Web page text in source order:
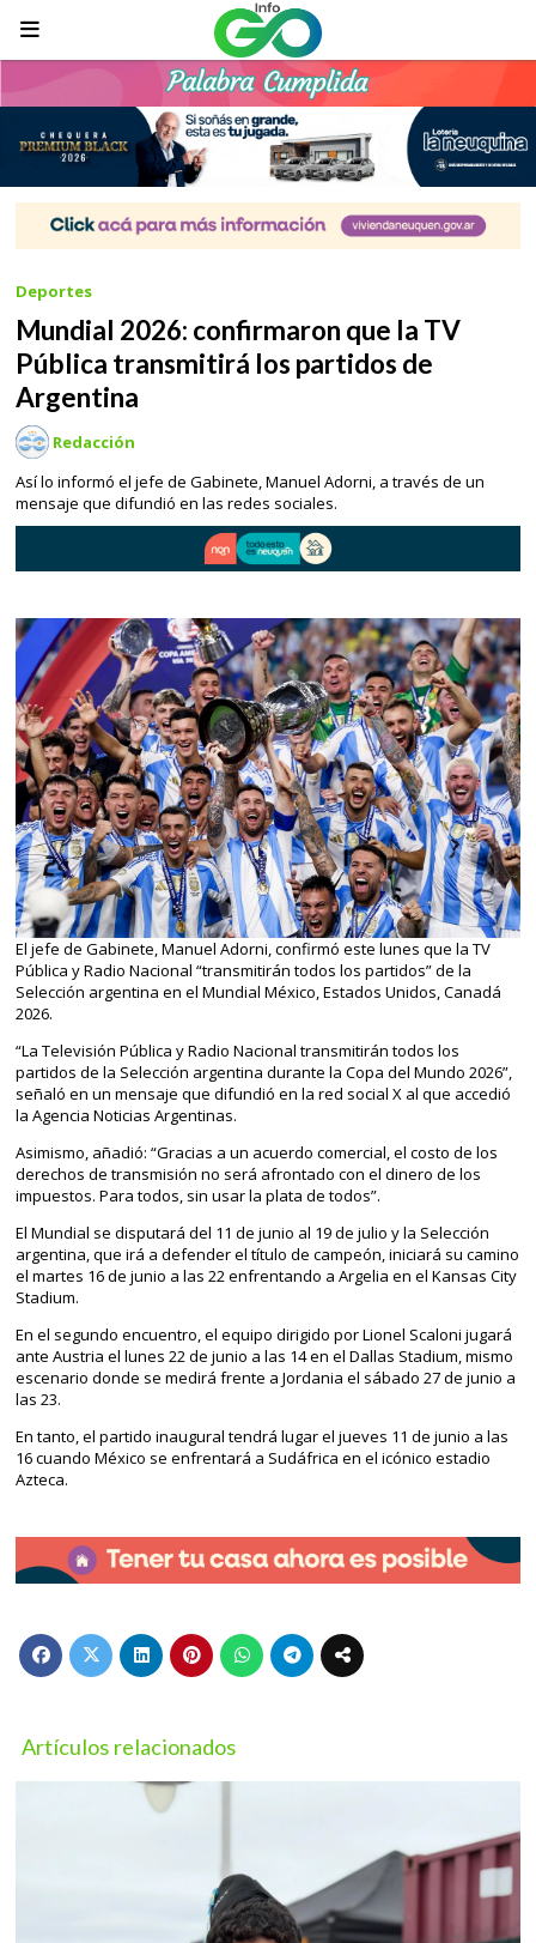
Mundial 2026: confirmaron que la TV
Pública transmitirá los partidos de
Argentina
Así lo informó el jefe de Gabinete, Manuel Adorni, a través de un
mensaje que difundió en las redes sociales.
Deportes
Redacción
El jefe de Gabinete, Manuel Adorni, confirmó este lunes que la TV
Pública y Radio Nacional “transmitirán todos los partidos” de la
Selección argentina en el Mundial México, Estados Unidos, Canadá
2026.
“La Televisión Pública y Radio Nacional transmitirán todos los
partidos de la Selección argentina durante la Copa del Mundo 2026”,
señaló en un mensaje que difundió en la red social X al que accedió
la Agencia Noticias Argentinas.
Asimismo, añadió: “Gracias a un acuerdo comercial, el costo de los
derechos de transmisión no será afrontado con el dinero de los
impuestos. Para todos, sin usar la plata de todos”.
El Mundial se disputará del 11 de junio al 19 de julio y la Selección
argentina, que irá a defender el título de campeón, iniciará su camino
el martes 16 de junio a las 22 enfrentando a Argelia en el Kansas City
Stadium.
En el segundo encuentro, el equipo dirigido por Lionel Scaloni jugará
ante Austria el lunes 22 de junio a las 14 en el Dallas Stadium, mismo
escenario donde se medirá frente a Jordania el sábado 27 de junio a
las 23.
En tanto, el partido inaugural tendrá lugar el jueves 11 de junio a las
16 cuando México se enfrentará a Sudáfrica en el icónico estadio
Azteca.
Artículos relacionados